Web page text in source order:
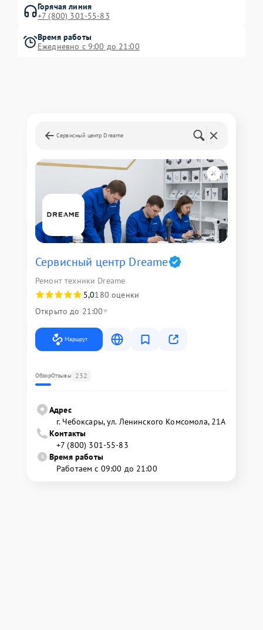
Горячая линия
+7 (800) 301-55-83
Время работы
Ежедневно с 9:00 до 21:00
Сервисный центр Dreame
Сервисный центр Dreame
Ремонт техники Dreame
5,0180 оценки
Открыто до 21:00
Маршрут
ОбзорОтзывы 232
Адрес
г. Чебоксары, ул. Ленинского Комсомола, 21А
Контакты
+7 (800) 301-55-83
Время работы
Работаем с 09:00 до 21:00